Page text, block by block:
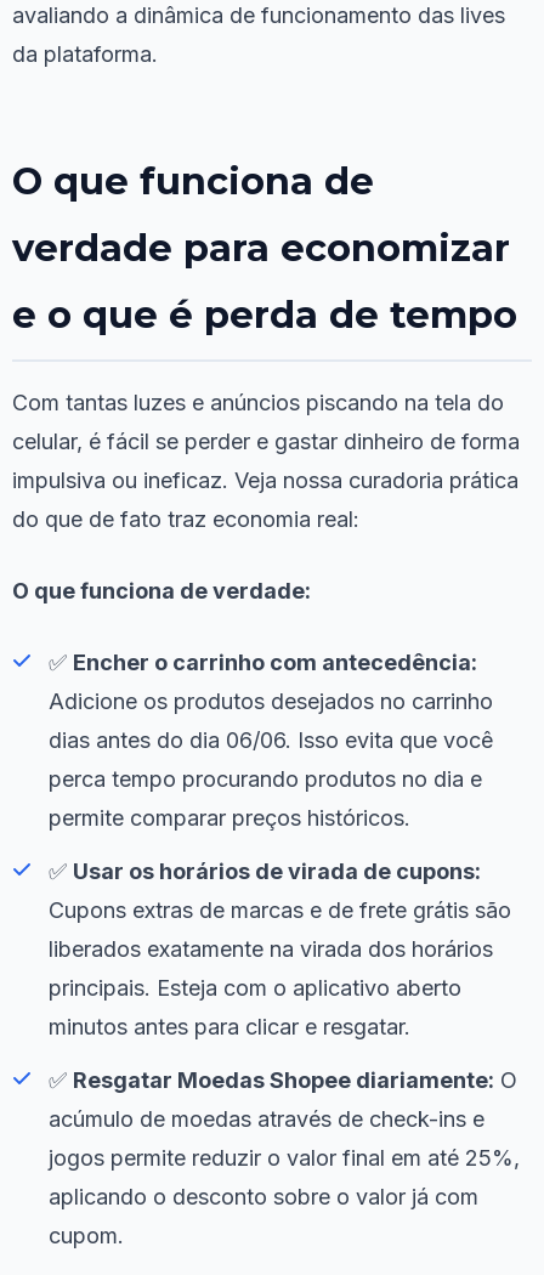
avaliando a dinâmica de funcionamento das lives
da plataforma.
O que funciona de
verdade para economizar
e o que é perda de tempo
Com tantas luzes e anúncios piscando na tela do
celular, é fácil se perder e gastar dinheiro de forma
impulsiva ou ineficaz. Veja nossa curadoria prática
do que de fato traz economia real:
O que funciona de verdade:
✅ Encher o carrinho com antecedência:
Adicione os produtos desejados no carrinho
dias antes do dia 06/06. Isso evita que você
perca tempo procurando produtos no dia e
permite comparar preços históricos.
✅ Usar os horários de virada de cupons:
Cupons extras de marcas e de frete grátis são
liberados exatamente na virada dos horários
principais. Esteja com o aplicativo aberto
minutos antes para clicar e resgatar.
✅ Resgatar Moedas Shopee diariamente: O
acúmulo de moedas através de check-ins e
jogos permite reduzir o valor final em até 25%,
aplicando o desconto sobre o valor já com
cupom.